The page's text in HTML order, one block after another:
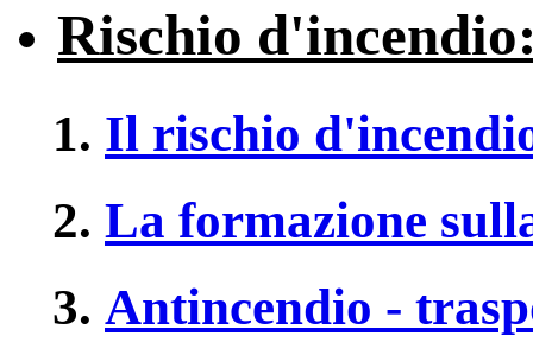
Rischio
Il rischio
La formazione
Antincendio -